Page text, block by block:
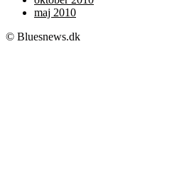
maj 2010
© Bluesnews.dk